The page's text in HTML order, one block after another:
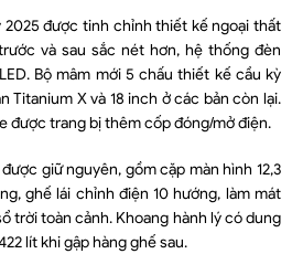
2025 được tinh chỉnh thiết kế ngoại thất
và sau sắc nét hơn, hệ thống đèn
Bộ mâm mới 5 chấu thiết kế cầu kỳ
Titanium X và 18 inch ở các bản còn lại.
được trang bị thêm cốp đóng/mở điện.
giữ nguyên, gồm cặp màn hình 12,3
ghế lái chỉnh điện 10 hướng, làm mát
trời toàn cảnh. Khoang hành lý có dung
lít khi gập hàng ghế sau.